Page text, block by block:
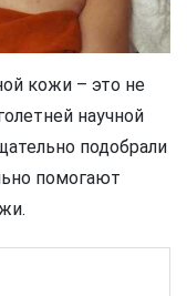
кожи – это не
научной
подобрали
помогают